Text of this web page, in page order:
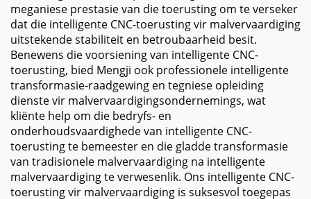
meganiese prestasie van die toerusting om te verseker
dat die intelligente CNC-toerusting vir malvervaardiging
uitstekende stabiliteit en betroubaarheid besit.
Benewens die voorsiening van intelligente CNC-
toerusting, bied Mengji ook professionele intelligente
transformasie-raadgewing en tegniese opleiding
dienste vir malvervaardigingsondernemings, wat
kliënte help om die bedryfs- en
onderhoudsvaardighede van intelligente CNC-
toerusting te bemeester en die gladde transformasie
van tradisionele malvervaardiging na intelligente
malvervaardiging te verwesenlik. Ons intelligente CNC-
toerusting vir malvervaardiging is suksesvol toegepas